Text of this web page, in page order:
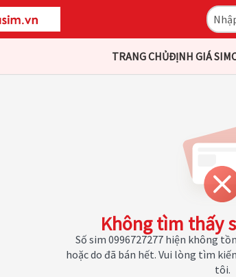
TRANG CHỦĐỊNH GIÁ SIM
Không tìm thấy
Số sim 0996727277 hiện không
hoặc do đã bán hết. Vui lòng tìm
tôi.